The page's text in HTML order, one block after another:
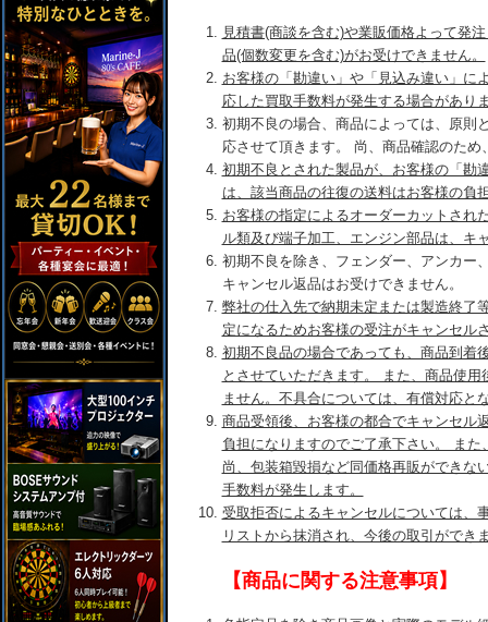
見積書(商談を含む)や業販価格よって発
品(個数変更を含む)がお受けできません。
お客様の「勘違い」や「見込み違い」に
応した買取手数料が発生する場合があり
初期不良の場合、商品によっては、原則
応させて頂きます。 尚、商品確認のた
初期不良とされた製品が、お客様の「勘
は、該当商品の往復の送料はお客様の負
お客様の指定によるオーダーカットされ
ル類及び端子加工、エンジン部品は、キ
初期不良を除き、フェンダー、アンカー
キャンセル返品はお受けできません。
弊社の仕入先で納期未定または製造終了
定になるためお客様の受注がキャンセル
初期不良品の場合であっても、商品到着
とさせていただきます。 また、商品使
ません。不具合については、有償対応と
商品受領後、お客様の都合でキャンセル
負担になりますのでご了承下さい。 ま
尚、包装箱毀損など同価格再販ができな
手数料が発生します。
受取拒否によるキャンセルについては、
リストから抹消され、今後の取引ができ
【商品に関する注意事項】